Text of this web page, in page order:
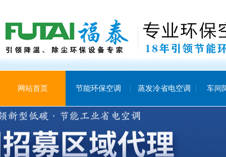
网站首页 节能环保空调 蒸发冷省电空调 车间